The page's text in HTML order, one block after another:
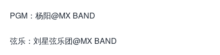
PGM：杨阳@MX BAND
弦乐：刘星弦乐团@MX BAND